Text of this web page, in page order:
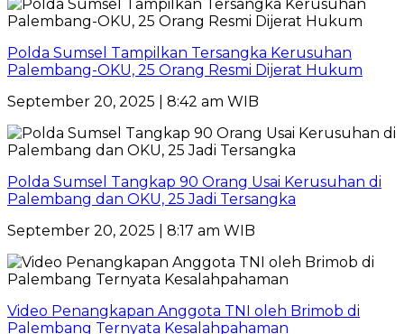
Polda Sumsel Tampilkan Tersangka Kerusuhan
Palembang-OKU, 25 Orang Resmi Dijerat Hukum
September 20, 2025 | 8:42 am WIB
Polda Sumsel Tangkap 90 Orang Usai Kerusuhan di
Palembang dan OKU, 25 Jadi Tersangka
September 20, 2025 | 8:17 am WIB
Video Penangkapan Anggota TNI oleh Brimob di
Palembang Ternyata Kesalahpahaman